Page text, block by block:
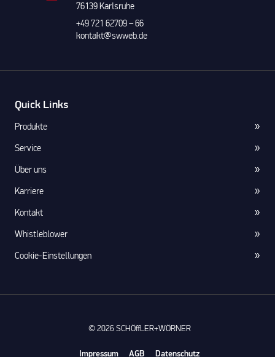
76139 Karlsruhe
+49 721 62709 – 66
kontakt@swweb.de
Quick Links
Produkte
Service
Über uns
Karriere
Kontakt
Whistleblower
Cookie-Einstellungen
© 2026 SCHÖffLER+WÖRNER
Impressum AGB Datenschutz